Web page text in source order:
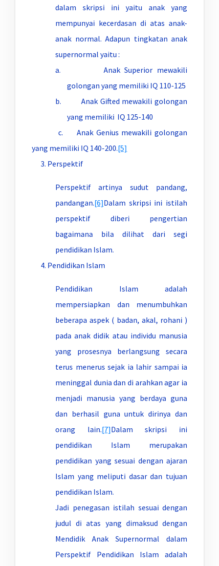
dalam skripsi ini yaitu anak yang
mempunyai kecerdasan di atas anak-
anak normal. Adapun tingkatan anak
supernormal yaitu :
a. Anak Superior mewakili
golongan yang memiliki IQ 110-125
b. Anak Gifted mewakili golongan
yang memiliki IQ 125-140
c. Anak Genius mewakili golongan
yang memiliki IQ 140-200.[5]
Perspektif
Perspektif artinya sudut pandang,
pandangan.[6]Dalam skripsi ini istilah
perspektif diberi pengertian
bagaimana bila dilihat dari segi
pendidikan Islam.
Pendidikan Islam
Pendidikan Islam adalah
mempersiapkan dan menumbuhkan
beberapa aspek ( badan, akal, rohani )
pada anak didik atau individu manusia
yang prosesnya berlangsung secara
terus menerus sejak ia lahir sampai ia
meninggal dunia dan di arahkan agar ia
menjadi manusia yang berdaya guna
dan berhasil guna untuk dirinya dan
orang lain.[7]Dalam skripsi ini
pendidikan Islam merupakan
pendidikan yang sesuai dengan ajaran
Islam yang meliputi dasar dan tujuan
pendidikan Islam.
Jadi penegasan istilah sesuai dengan
judul di atas yang dimaksud dengan
Mendidik Anak Supernormal dalam
Perspektif Pendidikan Islam adalah